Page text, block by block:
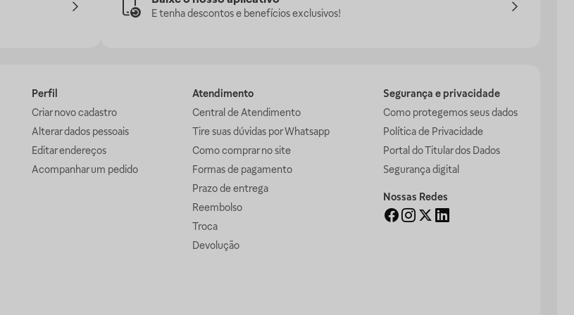
E tenha descontos e benefícios exclusivos!
Perfil
Criar novo cadastro
Alterar dados pessoais
Editar endereços
Acompanhar um pedido
Atendimento
Central de Atendimento
Tire suas dúvidas por Whatsapp
Como comprar no site
Formas de pagamento
Prazo de entrega
Reembolso
Troca
Devolução
Segurança e privacidade
Como protegemos seus dados
Política de Privacidade
Portal do Titular dos Dados
Segurança digital
Nossas Redes